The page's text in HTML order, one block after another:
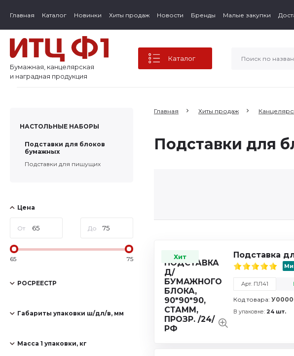
Главная Каталог Новинки Хиты продаж Новости Бренды Малые закупки
Бумажная, канцелярская
и наградная продукция
Каталог
НАСТОЛЬНЫЕ НАБОРЫ
Подставки для блоков
бумажных
Подставки для пишущих
Цена
От До
65 75
РОСРЕЕСТР
Габариты упаковки ш/дл/в, мм
Масса 1 упаковки, кг
Главная Хиты продаж
Подставки для
Хит Подставка
Арт. ПЛ41
Код товара:
В упаковке: 24 шт.